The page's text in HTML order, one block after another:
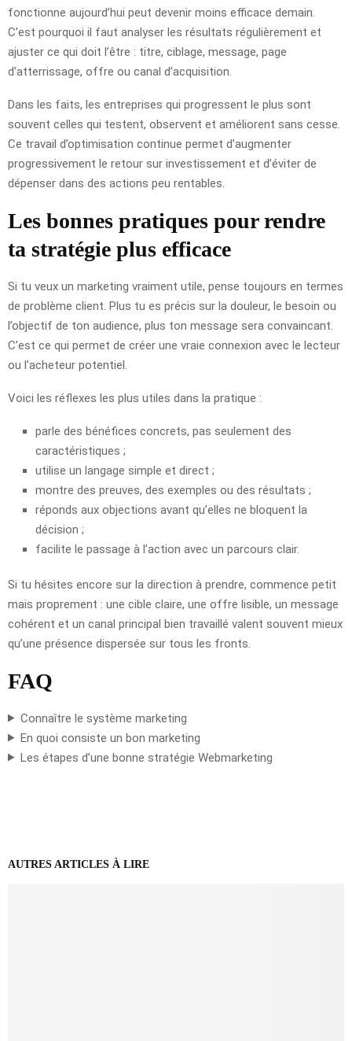
fonctionne aujourd’hui peut devenir moins efficace demain.
C’est pourquoi il faut analyser les résultats régulièrement et
ajuster ce qui doit l’être : titre, ciblage, message, page
d’atterrissage, offre ou canal d’acquisition.
Dans les faits, les entreprises qui progressent le plus sont
souvent celles qui testent, observent et améliorent sans cesse.
Ce travail d’optimisation continue permet d’augmenter
progressivement le retour sur investissement et d’éviter de
dépenser dans des actions peu rentables.
Les bonnes pratiques pour rendre
ta stratégie plus efficace
Si tu veux un marketing vraiment utile, pense toujours en termes
de problème client. Plus tu es précis sur la douleur, le besoin ou
l’objectif de ton audience, plus ton message sera convaincant.
C’est ce qui permet de créer une vraie connexion avec le lecteur
ou l’acheteur potentiel.
Voici les réflexes les plus utiles dans la pratique :
parle des bénéfices concrets, pas seulement des
caractéristiques ;
utilise un langage simple et direct ;
montre des preuves, des exemples ou des résultats ;
réponds aux objections avant qu’elles ne bloquent la
décision ;
facilite le passage à l’action avec un parcours clair.
Si tu hésites encore sur la direction à prendre, commence petit
mais proprement : une cible claire, une offre lisible, un message
cohérent et un canal principal bien travaillé valent souvent mieux
qu’une présence dispersée sur tous les fronts.
FAQ
Connaître le système marketing
En quoi consiste un bon marketing
Les étapes d’une bonne stratégie Webmarketing
AUTRES ARTICLES À LIRE